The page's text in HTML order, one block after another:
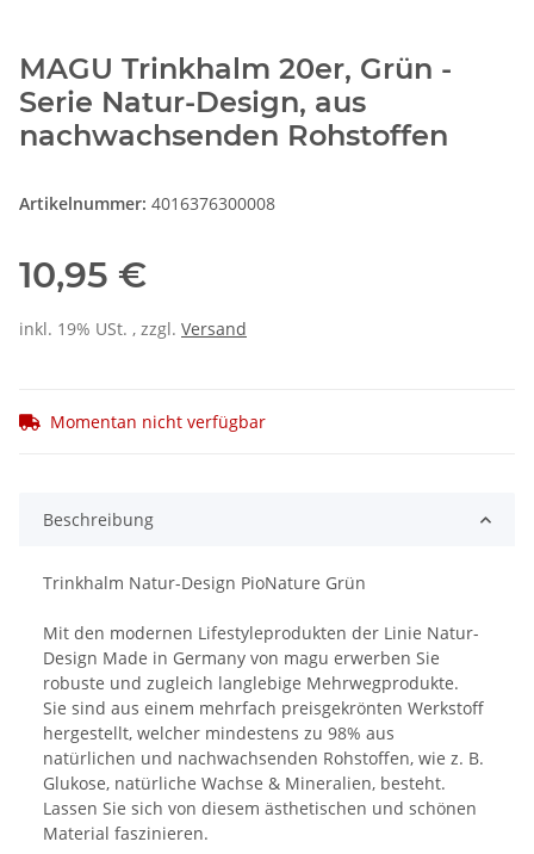
MAGU Trinkhalm 20er, Grün -
Serie Natur-Design, aus
nachwachsenden Rohstoffen
Artikelnummer: 4016376300008
10,95 €
inkl. 19% USt. , zzgl. Versand
Momentan nicht verfügbar
Beschreibung
Trinkhalm Natur-Design PioNature Grün
Mit den modernen Lifestyleprodukten der Linie Natur-
Design Made in Germany von magu erwerben Sie
robuste und zugleich langlebige Mehrwegprodukte.
Sie sind aus einem mehrfach preisgekrönten Werkstoff
hergestellt, welcher mindestens zu 98% aus
natürlichen und nachwachsenden Rohstoffen, wie z. B.
Glukose, natürliche Wachse & Mineralien, besteht.
Lassen Sie sich von diesem ästhetischen und schönen
Material faszinieren.